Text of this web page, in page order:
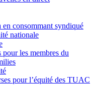
en consommant syndiqué
nationale
les membres du
pour l’équité des TUAC